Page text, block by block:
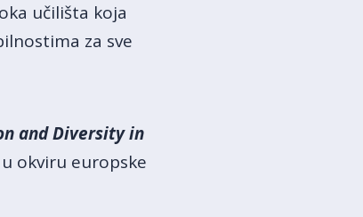
učilišta koja
za sve
and Diversity in
okviru europske